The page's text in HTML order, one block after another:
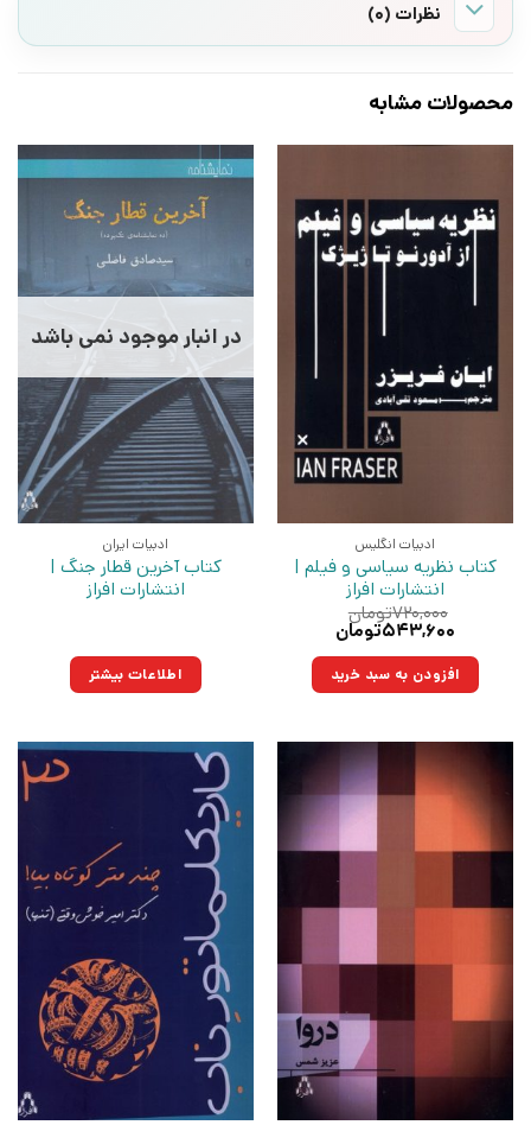
نظرات (0)
محصولات مشابه
ادبیات انگلیس
کتاب نظریه سیاسی و فیلم |
انتشارات افراز
۷۲۰,۰۰۰تومان
قیمت
۷۲۰,۰۰۰تومان
بود.
۵۴۳,۶۰۰تومان
۵۴۳,۶۰۰تومان.افزودن به سبد خرید
در انبار موجود نمی باشد
ادبیات ایران
کتاب آخرین قطار جنگ |
انتشارات افراز
اطلاعات بیشتر